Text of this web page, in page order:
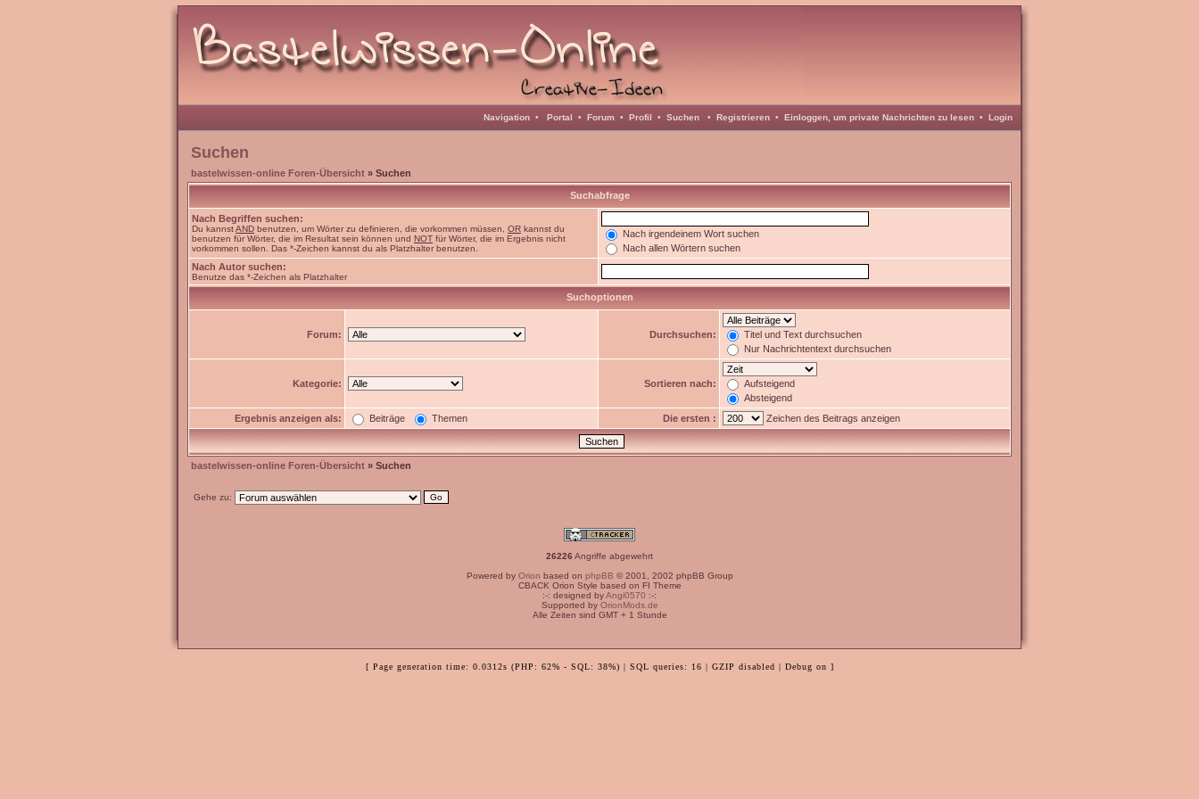
Navigation • Portal • Forum • Profil • Suchen • Registrieren • Einloggen, um private Nachrichten zu lesen • Login
Suchen
bastelwissen-online Foren-Übersicht » Suchen
Suchabfrage
Nach Begriffen suchen:
Du kannstAND benutzen, um Wörter zu definieren, die vorkommen müssen, OR kannst du
benutzen für Wörter, die im Resultat sein können und NOT für Wörter, die im Ergebnis nicht
vorkommen sollen. Das *-Zeichen kannst du als Platzhalter benutzen.
Nach irgendeinem Wort suchen
Nach allen Wörtern suchen
Nach Autor suchen:
Benutze das *-Zeichen als Platzhalter
Suchoptionen
Forum: Durchsuchen:
Titel und Text durchsuchen
Nur Nachrichtentext durchsuchen
Kategorie: Sortieren nach:
Aufsteigend
Absteigend
Ergebnis anzeigen als:
Beiträge Themen Die ersten : Zeichen des Beitrags anzeigen
bastelwissen-online Foren-Übersicht » Suchen
Gehe zu:
26226 Angriffe abgewehrt
Powered by Orion based on phpBB © 2001, 2002 phpBB Group
CBACK Orion Style based on FI Theme
:-: designed byAngi0570 :-:
Supported by OrionMods.de
Alle Zeiten sind GMT + 1 Stunde
[ Page generation time: 0.0312s (PHP: 62% - SQL: 38%) | SQL queries: 16 | GZIP disabled | Debug on ]